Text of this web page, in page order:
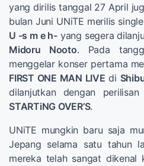
yang dirilis tanggal 27 April
bulan Juni UNiTE merilis
U -s m e h-yang segera
Midoru Nooto. Pada
menggelar konser pertama
FIRST ONE MAN LIVE di
dilanjutkan dengan
STARTiNG OVER’S.
UNiTE mungkin baru saja
Jepang selama satu tahun
mereka telah sangat dikenal